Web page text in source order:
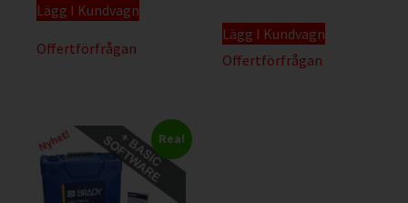
Lägg I Kundvagn
Offertförfrågan
Lägg I Kundvagn
Offertförfrågan
Rea!